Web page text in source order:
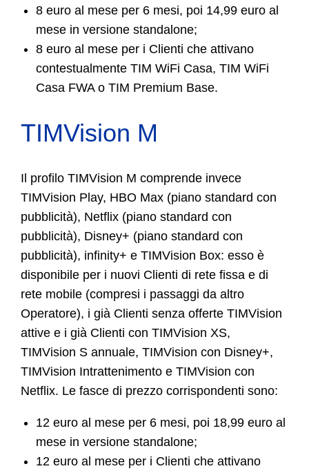
8 euro al mese per 6 mesi, poi 14,99 euro al
mese in versione standalone;
8 euro al mese per i Clienti che attivano
contestualmente TIM WiFi Casa, TIM WiFi
Casa FWA o TIM Premium Base.
TIMVision M
Il profilo TIMVision M comprende invece
TIMVision Play, HBO Max (piano standard con
pubblicità), Netflix (piano standard con
pubblicità), Disney+ (piano standard con
pubblicità), infinity+ e TIMVision Box: esso è
disponibile per i nuovi Clienti di rete fissa e di
rete mobile (compresi i passaggi da altro
Operatore), i già Clienti senza offerte TIMVision
attive e i già Clienti con TIMVision XS,
TIMVision S annuale, TIMVision con Disney+,
TIMVision Intrattenimento e TIMVision con
Netflix. Le fasce di prezzo corrispondenti sono:
12 euro al mese per 6 mesi, poi 18,99 euro al
mese in versione standalone;
12 euro al mese per i Clienti che attivano